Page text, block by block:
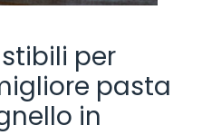
per
pasta
in